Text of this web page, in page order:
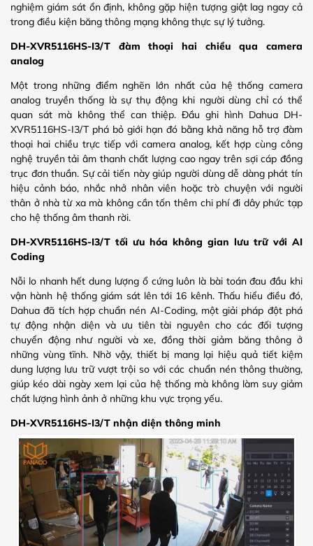
nghiệm giám sát ổn định, không gặp hiện tượng giật lag ngay cả
trong điều kiện băng thông mạng không thực sự lý tưởng.
DH-XVR5116HS-I3/T đàm thoại hai chiều qua camera
analog
Một trong những điểm nghẽn lớn nhất của hệ thống camera
analog truyền thống là sự thụ động khi người dùng chỉ có thể
quan sát mà không thể can thiệp. Đầu ghi hình Dahua DH-
XVR5116HS-I3/T phá bỏ giới hạn đó bằng khả năng hỗ trợ đàm
thoại hai chiều trực tiếp với camera analog, kết hợp cùng công
nghệ truyền tải âm thanh chất lượng cao ngay trên sợi cáp đồng
trục đơn thuần. Sự cải tiến này giúp người dùng dễ dàng phát tín
hiệu cảnh báo, nhắc nhở nhân viên hoặc trò chuyện với người
thân ở nhà từ xa mà không cần tốn thêm chi phí đi dây phức tạp
cho hệ thống âm thanh rời.
DH-XVR5116HS-I3/T tối ưu hóa không gian lưu trữ với AI
Coding
Nỗi lo nhanh hết dung lượng ổ cứng luôn là bài toán đau đầu khi
vận hành hệ thống giám sát lên tới 16 kênh. Thấu hiểu điều đó,
Dahua đã tích hợp chuẩn nén AI-Coding, một giải pháp đột phá
tự động nhận diện và ưu tiên tài nguyên cho các đối tượng
chuyển động như người và xe, đồng thời giảm băng thông ở
những vùng tĩnh. Nhờ vậy, thiết bị mang lại hiệu quả tiết kiệm
dung lượng lưu trữ vượt trội so với các chuẩn nén thông thường,
giúp kéo dài ngày xem lại của hệ thống mà không làm suy giảm
chất lượng hình ảnh ở những khu vực trọng yếu.
DH-XVR5116HS-I3/T nhận diện thông minh